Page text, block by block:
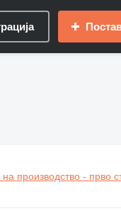
производство - прво